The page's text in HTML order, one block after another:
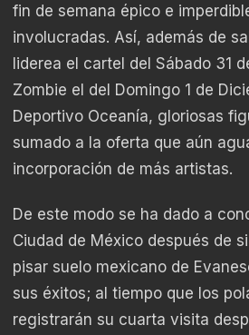
fin de semana épico e
involucradas. Así, además de
liderea el cartel del Sábado 31
Zombie el del Domingo 1 de
Deportivo Oceanía, gloriosas
sumado a la oferta que aún
incorporación de más artistas.
De este modo se ha dado a
Ciudad de México después de
pisar suelo mexicano de
sus éxitos; al tiempo que los
registrarán su cuarta visita